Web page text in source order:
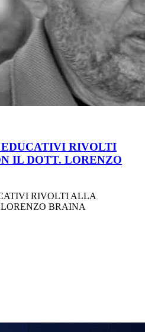
RIVOLTI
IL DOTT. LORENZO
RIVOLTI ALLA
BRAINA